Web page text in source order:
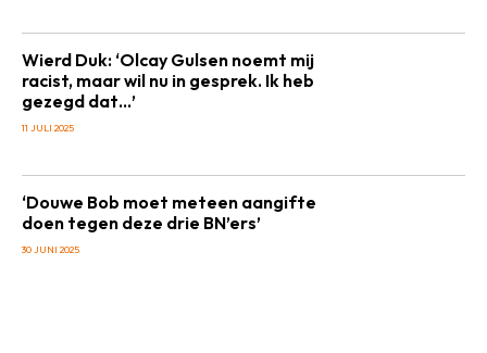
Wierd Duk: ‘Olcay Gulsen noemt mij
racist, maar wil nu in gesprek. Ik heb
gezegd dat…’
11 JULI 2025
‘Douwe Bob moet meteen aangifte
doen tegen deze drie BN’ers’
30 JUNI 2025